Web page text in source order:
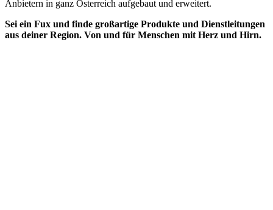
Anbietern in ganz Österreich aufgebaut und erweitert.
Sei ein Fux und finde großartige Produkte und Dienstleitungen
aus deiner Region. Von und für Menschen mit Herz und Hirn.